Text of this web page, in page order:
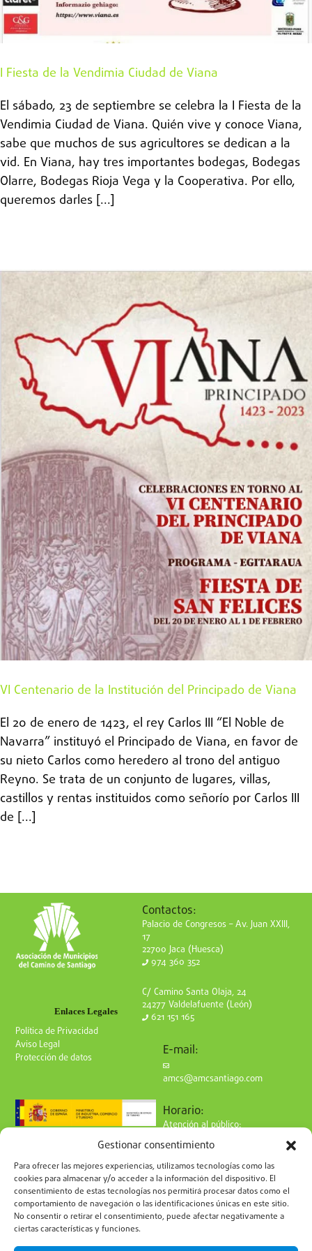
Gestionar consentimiento
Para ofrecer las mejores experiencias, utilizamos tecnologías como las
cookies para almacenar y/o acceder a la información del dispositivo. El
consentimiento de estas tecnologías nos permitirá procesar datos como el
comportamiento de navegación o las identificaciones únicas en este sitio.
No consentir o retirar el consentimiento, puede afectar negativamente a
ciertas características y funciones.
I Fiesta de la Vendimia Ciudad de Viana
El sábado, 23 de septiembre se celebra la I Fiesta de la
Vendimia Ciudad de Viana. Quién vive y conoce Viana,
sabe que muchos de sus agricultores se dedican a la
vid. En Viana, hay tres importantes bodegas, Bodegas
Olarre, Bodegas Rioja Vega y la Cooperativa. Por ello,
queremos darles [...]
VI Centenario de la Institución del Principado de Viana
El 20 de enero de 1423, el rey Carlos III “El Noble de
Navarra” instituyó el Principado de Viana, en favor de
su nieto Carlos como heredero al trono del antiguo
Reyno. Se trata de un conjunto de lugares, villas,
castillos y rentas instituidos como señorío por Carlos III
de [...]
Enlaces Legales
Política de Privacidad
Aviso Legal
Protección de datos
Contactos:
Palacio de Congresos – Av. Juan XXIII,
17
22700 Jaca (Huesca)
974 360 352
C/ Camino Santa Olaja, 24
24277 Valdelafuente (León)
621 151 165
E-mail:
amcs@amcsantiago.com
Horario:
Atención al público:
de 9 a 15h
Síguenos en redes:
Suscríbete a nuestro boletín